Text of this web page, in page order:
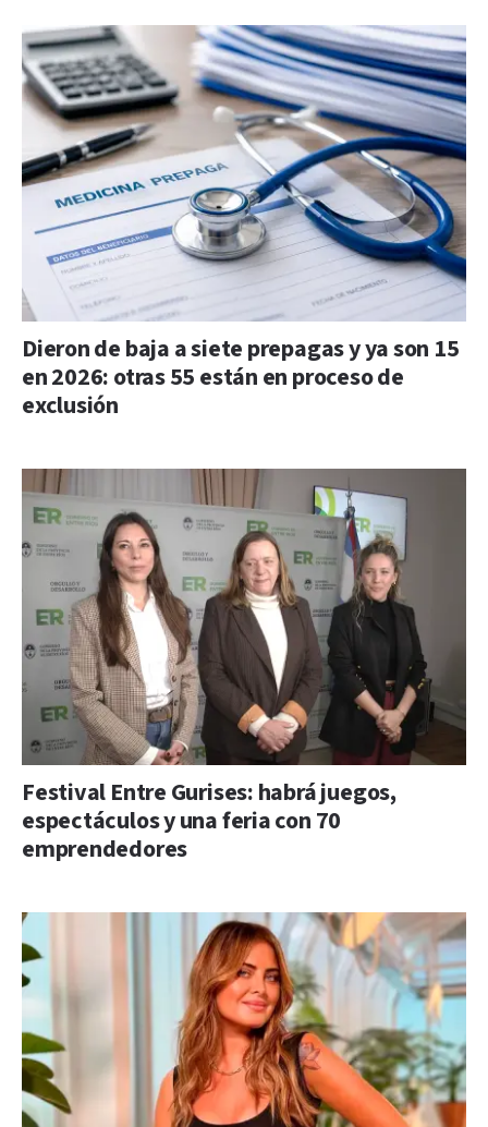
Dieron de baja a siete prepagas y ya son 15
en 2026: otras 55 están en proceso de
exclusión
Festival Entre Gurises: habrá juegos,
espectáculos y una feria con 70
emprendedores